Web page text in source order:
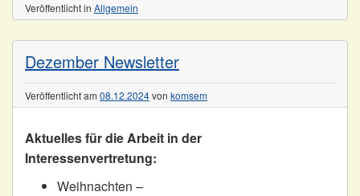
Veröffentlicht in Allgemein
Dezember Newsletter
Veröffentlicht am 08.12.2024von komsem
Aktuelles für die Arbeit in der
Interessenvertretung:
Weihnachten –